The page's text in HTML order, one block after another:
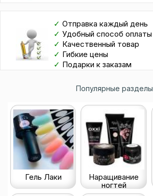
✓ Отправка каждый день
✓ Удобный способ оплаты
✓ Качественный товар
✓ Гибкие цены
✓ Подарки к заказам
Популярные разделы
Гель Лаки
Наращивание
ногтей